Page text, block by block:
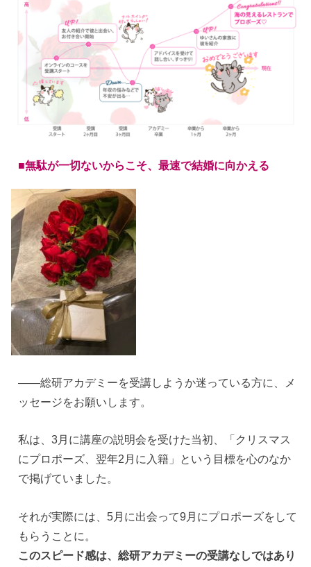
■無駄が一切ないからこそ、最速で結婚に向かえる
——総研アカデミーを受講しようか迷っている方に、メ
ッセージをお願いします。
私は、3月に講座の説明会を受けた当初、「クリスマス
にプロポーズ、翌年2月に入籍」という目標を心のなか
で掲げていました。
それが実際には、5月に出会って9月にプロポーズをして
もらうことに。
このスピード感は、総研アカデミーの受講なしではあり